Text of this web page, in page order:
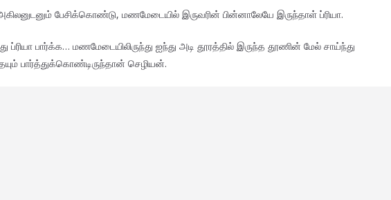
பேசிக்கொண்டு, மணமேடையில் இருவரின் பின்னாலேயே இருந்தாள் ப்ரியா.
ப்ரியா பார்க்க… மணமேடையிலிருந்து ஐந்து அடி தூரத்தில் இருந்த தூணின் மேல் சாய்ந்து
பார்த்துக்கொண்டிருந்தான் செழியன்.